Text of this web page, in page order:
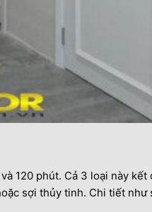
120 phút. Cả 3 loại này kết
sợi thủy tinh. Chi tiết như